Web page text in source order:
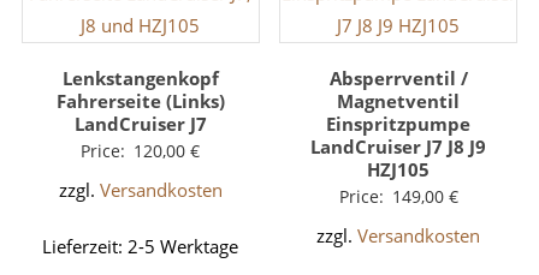
Lenkstangenkopf
Fahrerseite (Links)
LandCruiser J7
Price: 120,00€
zzgl. Versandkosten
Lieferzeit:2-5 Werktage
Absperrventil /
Magnetventil
Einspritzpumpe
LandCruiser J7 J8 J9
HZJ105
Price: 149,00 €
zzgl.Versandkosten